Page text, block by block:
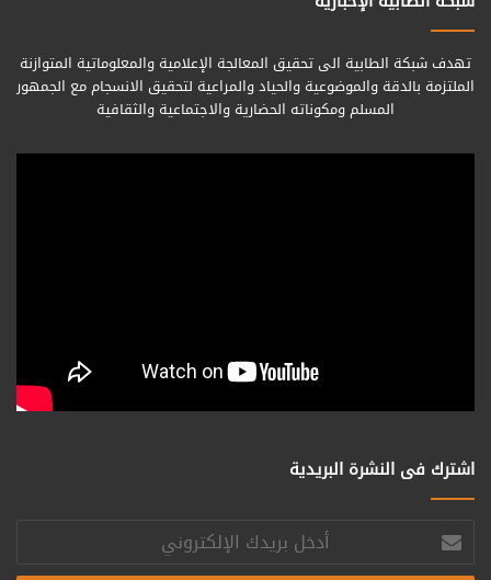
تهدف شبكة الطابية الى تحقيق المعالجة الإعلامية والمعلوماتية المتوازنة
الملتزمة بالدقة والموضوعية والحياد والمراعية لتحقيق الانسجام مع الجمهور
المسلم ومكوناته الحضارية والاجتماعية والثقافية
اشترك فى النشرة البريدية
أدخل
بريدك